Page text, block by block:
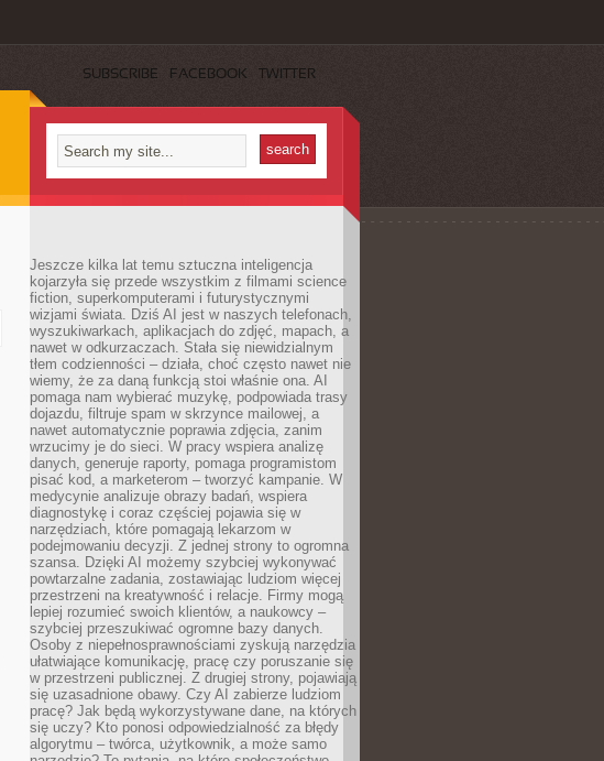
SUBSCRIBE FACEBOOK TWITTER
Jeszcze kilka lat temu sztuczna inteligencja
kojarzyła się przede wszystkim z filmami science
fiction, superkomputerami i futurystycznymi
wizjami świata. Dziś AI jest w naszych telefonach,
wyszukiwarkach, aplikacjach do zdjęć, mapach, a
nawet w odkurzaczach. Stała się niewidzialnym
tłem codzienności – działa, choć często nawet nie
wiemy, że za daną funkcją stoi właśnie ona. AI
pomaga nam wybierać muzykę, podpowiada trasy
dojazdu, filtruje spam w skrzynce mailowej, a
nawet automatycznie poprawia zdjęcia, zanim
wrzucimy je do sieci. W pracy wspiera analizę
danych, generuje raporty, pomaga programistom
pisać kod, a marketerom – tworzyć kampanie. W
medycynie analizuje obrazy badań, wspiera
diagnostykę i coraz częściej pojawia się w
narzędziach, które pomagają lekarzom w
podejmowaniu decyzji. Z jednej strony to ogromna
szansa. Dzięki AI możemy szybciej wykonywać
powtarzalne zadania, zostawiając ludziom więcej
przestrzeni na kreatywność i relacje. Firmy mogą
lepiej rozumieć swoich klientów, a naukowcy –
szybciej przeszukiwać ogromne bazy danych.
Osoby z niepełnosprawnościami zyskują narzędzia
ułatwiające komunikację, pracę czy poruszanie się
w przestrzeni publicznej. Z drugiej strony, pojawiają
się uzasadnione obawy. Czy AI zabierze ludziom
pracę? Jak będą wykorzystywane dane, na których
się uczy? Kto ponosi odpowiedzialność za błędy
algorytmu – twórca, użytkownik, a może samo